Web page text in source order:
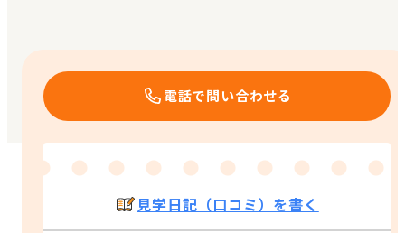
電話で問い合わせる
見学日記（口コミ）を書く